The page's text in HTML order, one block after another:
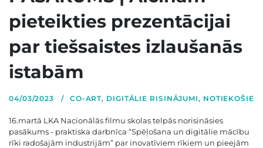
pieteikties prezentācijai
par tiešsaistes izlaušanās
istabām
04/03/2023 CO-ART, DIGITĀLIE RISINĀJUMI, NOTIEKOŠIE
16.martā LKA Nacionālās filmu skolas telpās norisināsies
pasākums - praktiska darbnīca “Spēļošana un digitālie mācību
rīki radošajām industrijām” par inovatīviem rīkiem un pieejām